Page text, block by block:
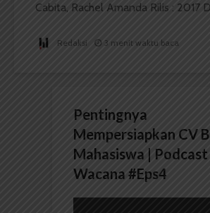
Cabita, Rachel Amanda Rilis : 2017
Redaksi 3 menit waktu baca
Pentingnya
Mempersiapkan CV
Mahasiswa | Podcast
Wacana #Eps4